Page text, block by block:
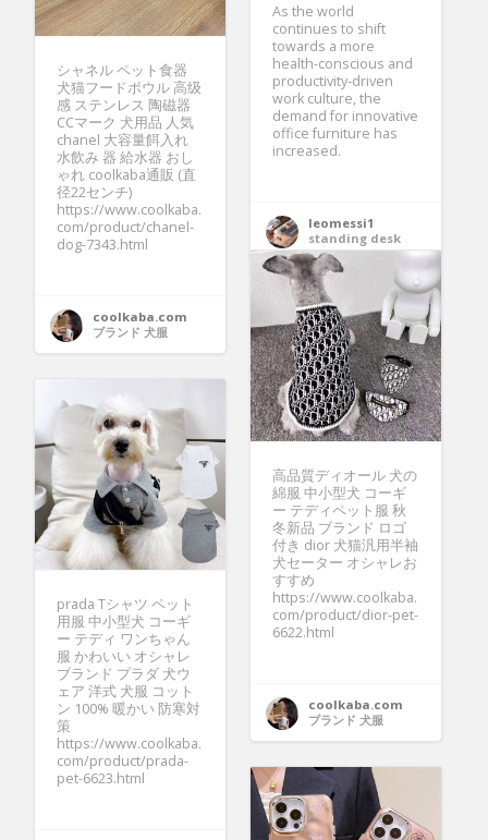
As the world
continues to shift
towards a more
health-conscious and
productivity-driven
work culture, the
demand for innovative
office furniture has
increased.
leomessi1
standing desk
シャネル ペット食器
犬猫フードボウル 高级
感 ステンレス 陶磁器
CCマーク 犬用品 人気
chanel 大容量餌入れ
水飲み 器 給水器 おし
ゃれ coolkaba通販 (直
径22センチ)
https://www.coolkaba.
com/product/chanel-
dog-7343.html
coolkaba.com
ブランド 犬服
高品質ディオール 犬の
綿服 中小型犬 コーギ
ー テディペット服 秋
冬新品 ブランド ロゴ
付き dior 犬猫汎用半袖
犬セーター オシャレお
すすめ
https://www.coolkaba.
com/product/dior-pet-
6622.html
coolkaba.com
ブランド 犬服
prada Tシャツ ペット
用服 中小型犬 コーギ
ー テディ ワンちゃん
服 かわいい オシャレ
ブランド プラダ 犬ウ
ェア 洋式 犬服 コット
ン 100% 暖かい 防寒対
策
https://www.coolkaba.
com/product/prada-
pet-6623.html